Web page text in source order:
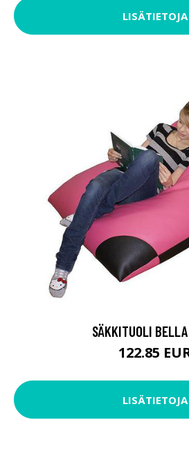
LISÄTIETOJA
SÄKKITUOLI
122.85
LISÄTIETOJA